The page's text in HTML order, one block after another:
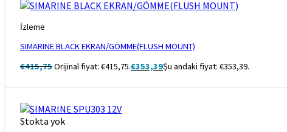
İzleme
SIMARINE BLACK EKRAN/GÖMME(FLUSH MOUNT)
€415,75Orijinal fiyat: €415,75.€353,39Şu andaki fiyat: €353,39.
Stokta yok